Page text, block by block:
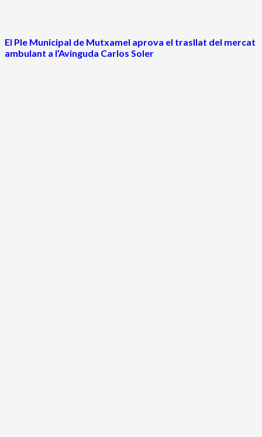
El Ple Municipal de Mutxamel aprova el trasllat del mercat
ambulant a l’Avinguda Carlos Soler